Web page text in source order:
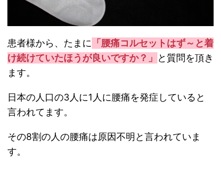
患者様から、たまに 「腰痛コルセットはず～と着
け続けていたほうが良いですか？」 と質問を頂き
ます。
日本の人口の3人に1人に腰痛を発症していると
言われてます。
その8割の人の腰痛は原因不明と言われていま
す。